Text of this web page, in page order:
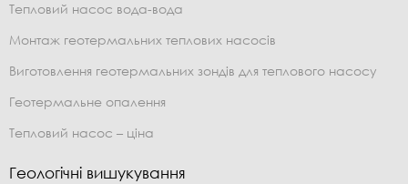
Тепловий насос вода-вода
Монтаж геотермальних теплових насосів
Виготовлення геотермальних зондів для теплового насосу
Геотермальне опалення
Тепловий насос – ціна
Геологічні вишукування